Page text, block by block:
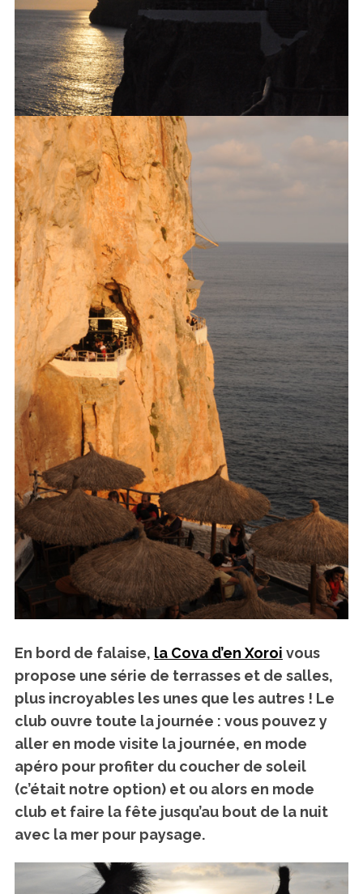
En bord de falaise, la Cova d’en Xoroi vous
propose une série de terrasses et de salles,
plus incroyables les unes que les autres ! Le
club ouvre toute la journée : vous pouvez y
aller en mode visite la journée, en mode
apéro pour profiter du coucher de soleil
(c’était notre option) et ou alors en mode
club et faire la fête jusqu’au bout de la nuit
avec la mer pour paysage.